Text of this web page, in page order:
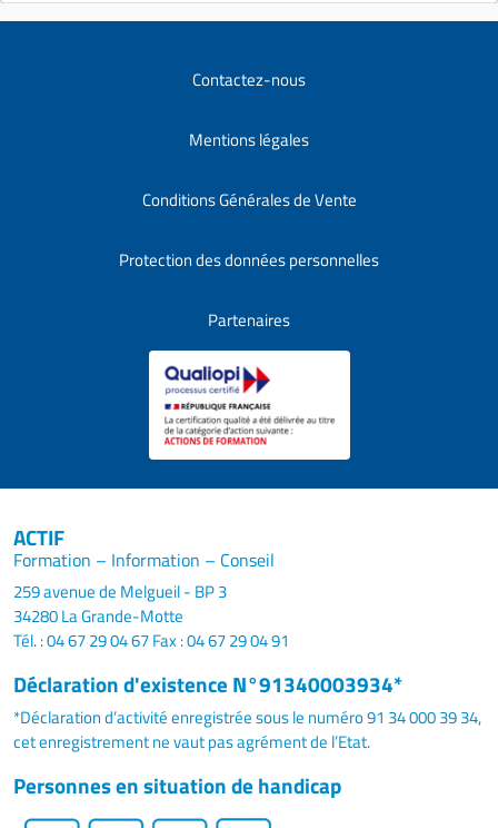
Contactez-nous
Mentions légales
Conditions Générales de Vente
Protection des données personnelles
Partenaires
ACTIF
Formation – Information – Conseil
259 avenue de Melgueil - BP 3
34280 La Grande-Motte
Tél. : 04 67 29 04 67Fax : 04 67 29 04 91
Déclaration d'existence N°91340003934*
*Déclaration d’activité enregistrée sous le numéro 91 34 000 39 34,
cet enregistrement ne vaut pas agrément de l’Etat.
Personnes en situation de handicap